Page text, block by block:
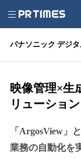
パナソニック デジ
映像管理×生
リューショ
「ArgosView」
業務の自動化を